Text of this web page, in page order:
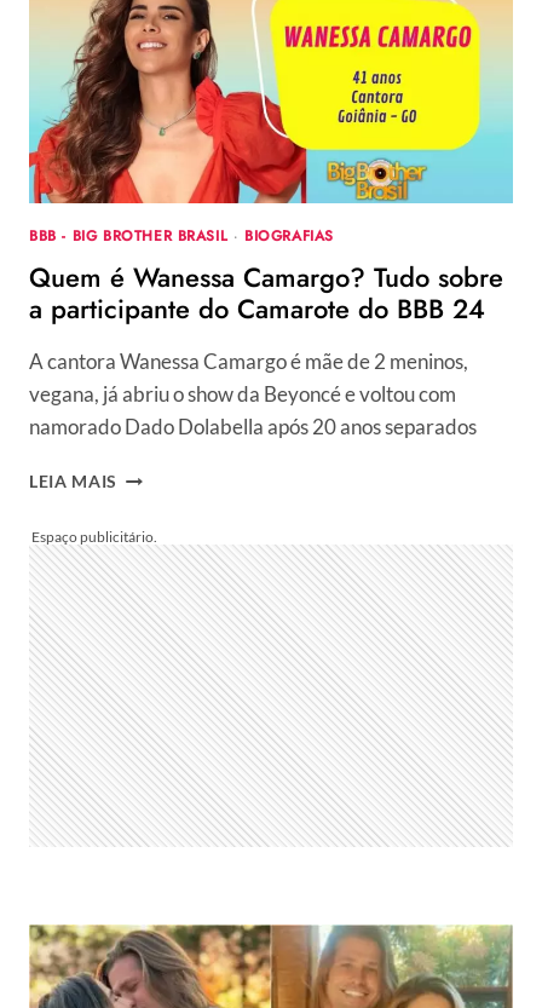
DOLABELLA
PARA
WANESSA
CAMARGO
E
DIVIDE
OPINIÕES
BBB - BIG BROTHER BRASIL· BIOGRAFIAS
Quem é Wanessa Camargo? Tudo sobre
a participante do Camarote do BBB 24
A cantora Wanessa Camargo é mãe de 2 meninos,
vegana, já abriu o show da Beyoncé e voltou com
namorado Dado Dolabella após 20 anos separados
LEIA MAIS QUEM
CAMARGO?
TUDO
SOBRE
A
PARTICIPANTE
DO
CAMAROTE
DO
BBB
24